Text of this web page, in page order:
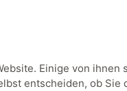
Einige von
entscheiden, ob